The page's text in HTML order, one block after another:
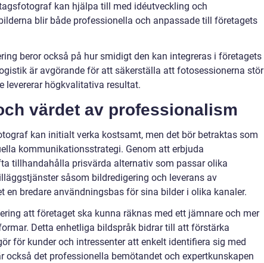
kan hjälpa till med idéutveckling och
blir både professionella och anpassade till företagets
beror också på hur smidigt den kan integreras i företagets
är avgörande för att säkerställa att fotosessionerna stör
levererar högkvalitativa resultat.
värdet av professionalism
kan initialt verka kostsamt, men det bör betraktas som
kommunikationsstrategi. Genom att erbjuda
tillhandahålla prisvärda alternativ som passar olika
såsom bildredigering och leverans av
en bredare användningsbas för sina bilder i olika kanaler.
att företaget ska kunna räknas med ett jämnare och mer
Detta enhetliga bildspråk bidrar till att förstärka
för kunder och intressenter att enkelt identifiera sig med
också det professionella bemötandet och expertkunskapen